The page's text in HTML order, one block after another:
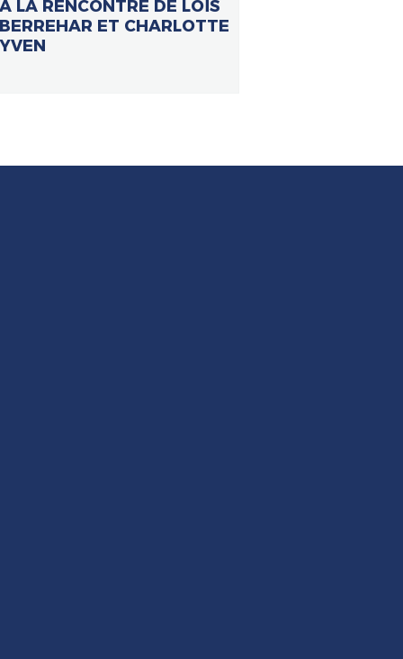
À LA RENCONTRE DE LOÏS
BERREHAR ET CHARLOTTE
YVEN